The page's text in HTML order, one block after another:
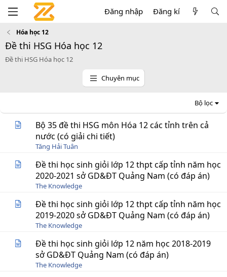
Đăng nhập Đăng kí
Hóa học 12
Đề thi HSG Hóa học 12
Đề thi HSG Hóa học 12
Chuyên mục
Bộ lọc
Bộ 35 đề thi HSG môn Hóa 12 các tỉnh trên cả
nước (có giải chi tiết)
Tăng Hải Tuân
Đề thi học sinh giỏi lớp 12 thpt cấp tỉnh năm học
2020-2021 sở GD&ĐT Quảng Nam (có đáp án)
The Knowledge
Đề thi học sinh giỏi lớp 12 thpt cấp tỉnh năm học
2019-2020 sở GD&ĐT Quảng Nam (có đáp án)
The Knowledge
Đề thi học sinh giỏi lớp 12 năm học 2018-2019
sở GD&ĐT Quảng Nam (có đáp án)
The Knowledge